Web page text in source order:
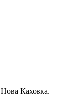
Каховка,